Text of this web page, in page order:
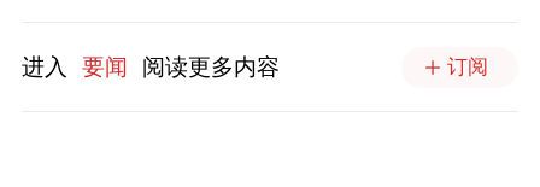
进入 要闻 阅读更多内容 订阅